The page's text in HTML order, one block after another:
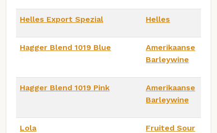
Helles Export Spezial Helles
Hagger Blend 1019 Blue
Amerikaanse
Barleywine
Hagger Blend 1019 Pink
Amerikaanse
Barleywine
Lola Fruited Sour